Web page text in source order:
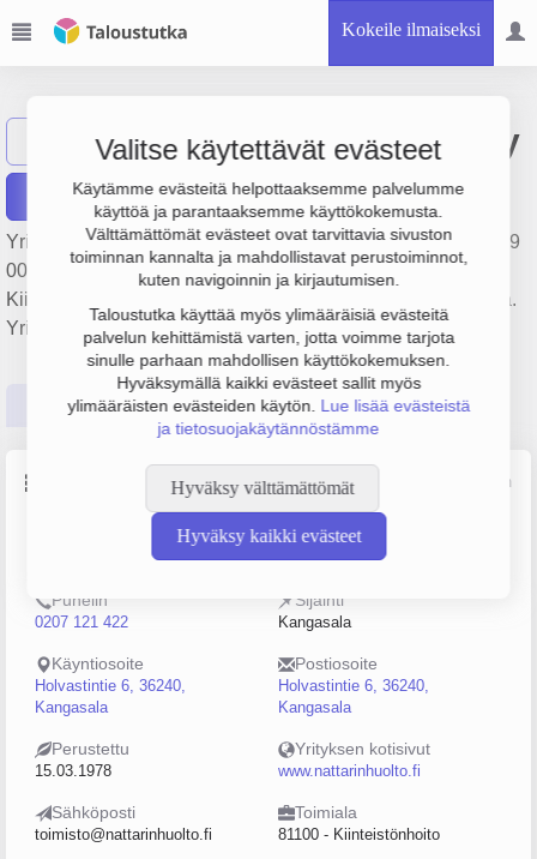
Kokeile ilmaiseksi
Valitse käytettävät evästeet
Käytämme evästeitä helpottaaksemme palvelumme
käyttöä ja parantaaksemme käyttökokemusta.
Välttämättömät evästeet ovat tarvittavia sivuston
toiminnan kannalta ja mahdollistavat perustoiminnot,
kuten navigoinnin ja kirjautumisen.
Taloustutka käyttää myös ylimääräisiä evästeitä
palvelun kehittämistä varten, jotta voimme tarjota
sinulle parhaan mahdollisen käyttökokemuksen.
Hyväksymällä kaikki evästeet sallit myös
ylimääräisten evästeiden käytön. Lue lisää evästeistä
ja tietosuojakäytännöstämme
Hyväksy välttämättömät
Hyväksy kaikki evästeet
Näytä haku Nattarin Huolto Oy
Raportit
Yrityksen Nattarin Huolto Oy liikevaihto on 692 000 €, tulos 9
000 € ja henkilöstömäärä 9. Sen päätoimiala on
Kiinteistönhoito, perustamisvuosi 1978 ja sijainti Kangasala.
Yrityksen yhtiömuoto Osakeyhtiö (OY).
Perustiedot Tilinpäätösluvut Päättäjätiedot
Lähde: YTJ, PRH, Traficom
Henkilöstömäärä
5–9
Puhelin
0207 121 422
Sijainti
Kangasala
Käyntiosoite
Holvastintie 6, 36240,
Kangasala
Postiosoite
Holvastintie 6, 36240,
Kangasala
Perustettu
15.03.1978
Yrityksen kotisivut
www.nattarinhuolto.fi
Sähköposti
toimisto@nattarinhuolto.fi
Toimiala
81100 - Kiinteistönhoito